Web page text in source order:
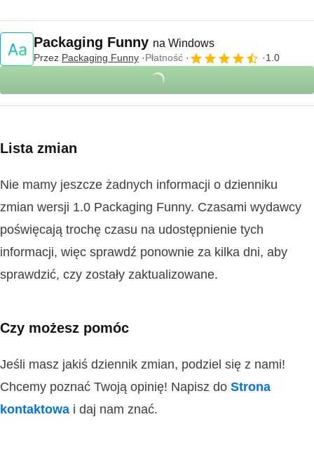
Packaging Funny na Windows
Przez Packaging Funny Płatność 1.0
Lista zmian
Nie mamy jeszcze żadnych informacji o dzienniku
zmian wersji 1.0 Packaging Funny. Czasami wydawcy
poświęcają trochę czasu na udostępnienie tych
informacji, więc sprawdź ponownie za kilka dni, aby
sprawdzić, czy zostały zaktualizowane.
Czy możesz pomóc
Jeśli masz jakiś dziennik zmian, podziel się z nami!
Chcemy poznać Twoją opinię! Napisz do Strona
kontaktowa i daj nam znać.